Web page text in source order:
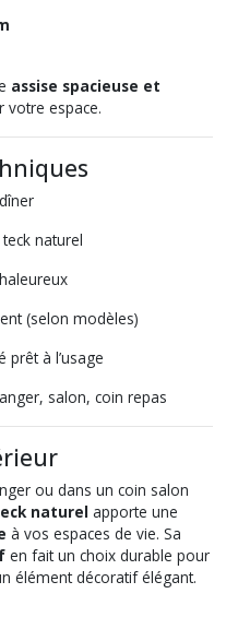
assise spacieuse et
votre espace.
naturel
(selon modèles)
prêt à l’usage
salon, coin repas
ou dans un coin salon
naturel apporte une
à vos espaces de vie. Sa
en fait un choix durable pour
élément décoratif élégant.